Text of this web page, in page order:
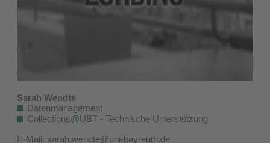
Sarah Wendte
Datenmanagement
Collections@UBT - Technische Unterstützung
E-Mail: sarah.wendte@uni-bayreuth.de